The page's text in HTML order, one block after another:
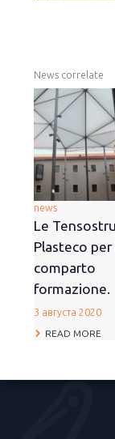
News correlate
news
Le
Plasteco per
comparto
formazione.
3 августа 2020
READ MORE